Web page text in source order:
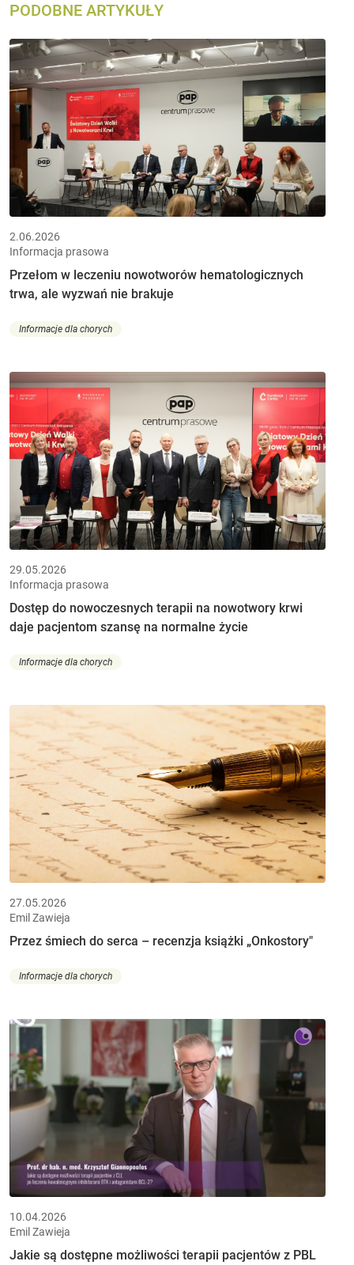
PODOBNE ARTYKUŁY
2.06.2026
Informacja prasowa
Przełom w leczeniu nowotworów hematologicznych
trwa, ale wyzwań nie brakuje
Informacje dla chorych
29.05.2026
Informacja prasowa
Dostęp do nowoczesnych terapii na nowotwory krwi
daje pacjentom szansę na normalne życie
Informacje dla chorych
27.05.2026
Emil Zawieja
Przez śmiech do serca – recenzja książki „Onkostory"
Informacje dla chorych
10.04.2026
Emil Zawieja
Jakie są dostępne możliwości terapii pacjentów z PBL